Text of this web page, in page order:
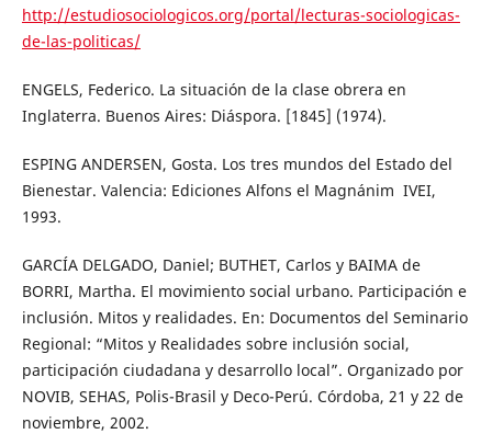
http://estudiosociologicos.org/portal/lecturas-sociologicas-
de-las-politicas/
ENGELS, Federico. La situación de la clase obrera en
Inglaterra. Buenos Aires: Diáspora. [1845] (1974).
ESPING ANDERSEN, Gosta. Los tres mundos del Estado del
Bienestar. Valencia: Ediciones Alfons el Magnánim ­ IVEI,
1993.
GARCÍA DELGADO, Daniel; BUTHET, Carlos y BAIMA de
BORRI, Martha. El movimiento social urbano. Participación e
inclusión. Mitos y realidades. En: Documentos del Seminario
Regional: “Mitos y Realidades sobre inclusión social,
participación ciudadana y desarrollo local”. Organizado por
NOVIB, SEHAS, Polis-Brasil y Deco-Perú. Córdoba, 21 y 22 de
noviembre, 2002.